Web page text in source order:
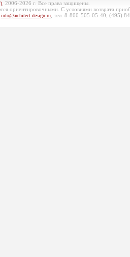
, 2006-2026 г. Все права защищены.
ориентировочными. С условиями возврата
info@architect-design.ru , тел. 8-800-505-05-40, (495)